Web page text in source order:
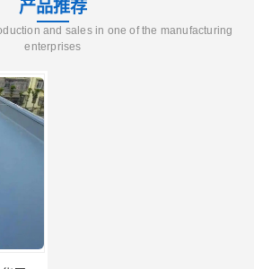
产品推荐
and sales in one of the manufacturing
enterprises